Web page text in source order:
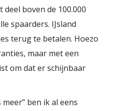
boven de 100.000
spaarders. IJsland
terug te betalen. Hoezo
maar met een
om dat er schijnbaar
ben ik al eens